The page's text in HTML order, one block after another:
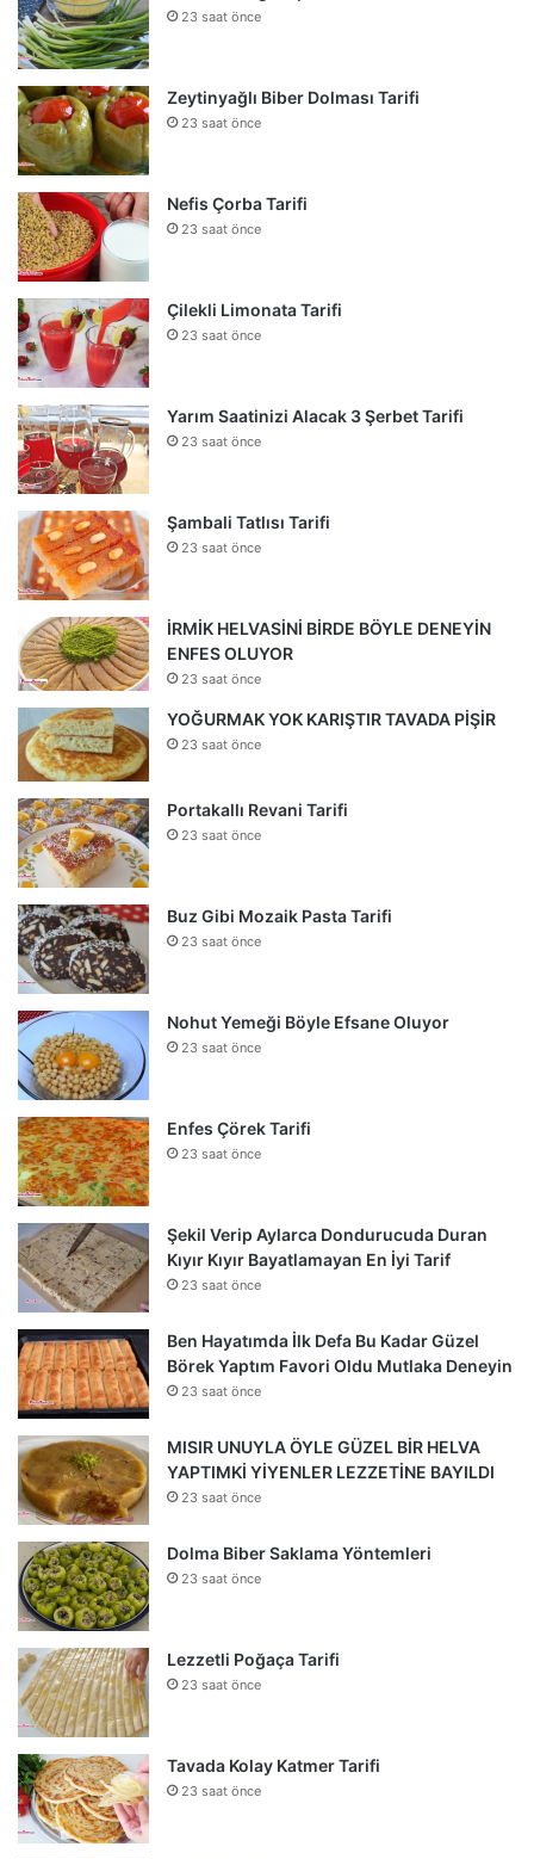
23 saat önce
Zeytinyağlı Biber Dolması Tarifi
23 saat önce
Nefis Çorba Tarifi
23 saat önce
Çilekli Limonata Tarifi
23 saat önce
Yarım Saatinizi Alacak 3 Şerbet Tarifi
23 saat önce
Şambali Tatlısı Tarifi
23 saat önce
İRMİK HELVASİNİ BİRDE BÖYLE DENEYİN
ENFES OLUYOR
23 saat önce
YOĞURMAK YOK KARIŞTIR TAVADA PİŞİR
23 saat önce
Portakallı Revani Tarifi
23 saat önce
Buz Gibi Mozaik Pasta Tarifi
23 saat önce
Nohut Yemeği Böyle Efsane Oluyor
23 saat önce
Enfes Çörek Tarifi
23 saat önce
Şekil Verip Aylarca Dondurucuda Duran
Kıyır Kıyır Bayatlamayan En İyi Tarif
23 saat önce
Ben Hayatımda İlk Defa Bu Kadar Güzel
Börek Yaptım Favori Oldu Mutlaka Deneyin
23 saat önce
MISIR UNUYLA ÖYLE GÜZEL BİR HELVA
YAPTIMKİ YİYENLER LEZZETİNE BAYILDI
23 saat önce
Dolma Biber Saklama Yöntemleri
23 saat önce
Lezzetli Poğaça Tarifi
23 saat önce
Tavada Kolay Katmer Tarifi
23 saat önce